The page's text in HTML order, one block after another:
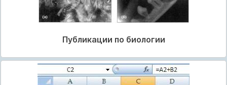
Публикации по биологии